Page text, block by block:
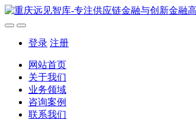
登录 注册
网站首页
关于我们
业务领域
咨询案例
联系我们